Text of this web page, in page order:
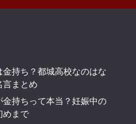
持ち？都城高校なのはな
言まとめ
持ちって本当？妊娠中の
めまで